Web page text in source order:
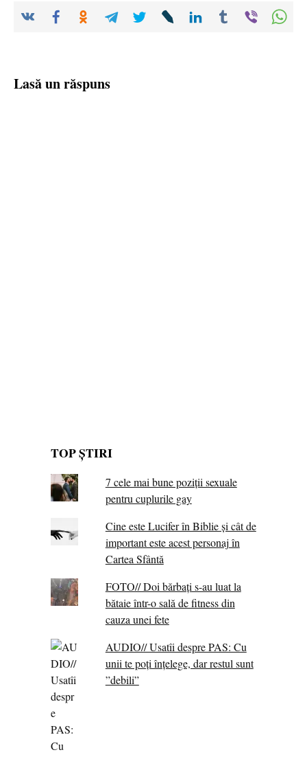
Lasă un răspuns
TOP ȘTIRI
7 cele mai bune poziții sexuale
pentru cuplurile gay
Cine este Lucifer în Biblie și cât de
important este acest personaj în
Cartea Sfântă
FOTO// Doi bărbați s-au luat la
bătaie într-o sală de fitness din
cauza unei fete
AUDIO// Usatîi despre PAS: Cu
unii te poți înțelege, dar restul sunt
”debili”